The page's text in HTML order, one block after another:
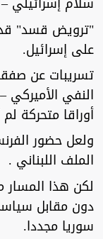
"ترويض قسد" قد
على إسرائيل.
تسريبات عن
النفي
أوراقا متحركة
ولعل حضور
الملف اللبناني .
لكن هذا المسار
دون مقابل
سوريا مجددا.